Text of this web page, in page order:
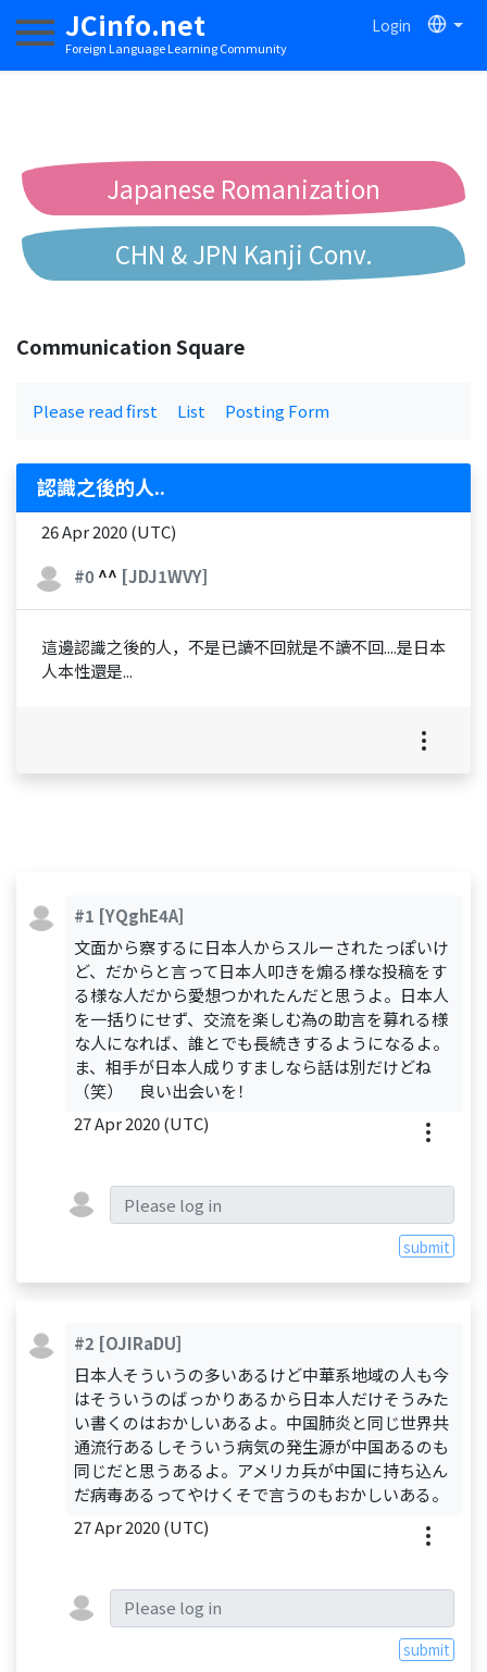
JCinfo.net
Foreign Language Learning Community
Login
Toggle navigation
Japanese Romanization
CHN & JPN Kanji Conv.
Communication Square
Please read first List Posting Form
認識之後的人..
26 Apr 2020 (UTC)
#0^^ [JDJ1WVY]
這邊認識之後的人，不是已讀不回就是不讀不回....是日本
人本性還是...
#1 [YQghE4A]
文面から察するに日本人からスルーされたっぽいけ
ど、だからと言って日本人叩きを煽る様な投稿をす
る様な人だから愛想つかれたんだと思うよ。日本人
を一括りにせず、交流を楽しむ為の助言を募れる様
な人になれば、誰とでも長続きするようになるよ。
ま、相手が日本人成りすましなら話は別だけどね
（笑） 良い出会いを！
27 Apr 2020 (UTC)
submit
#2 [OJIRaDU]
日本人そういうの多いあるけど中華系地域の人も今
はそういうのばっかりあるから日本人だけそうみた
い書くのはおかしいあるよ。中国肺炎と同じ世界共
通流行あるしそういう病気の発生源が中国あるのも
同じだと思うあるよ。アメリカ兵が中国に持ち込ん
だ病毒あるってやけくそで言うのもおかしいある。
27 Apr 2020 (UTC)
submit